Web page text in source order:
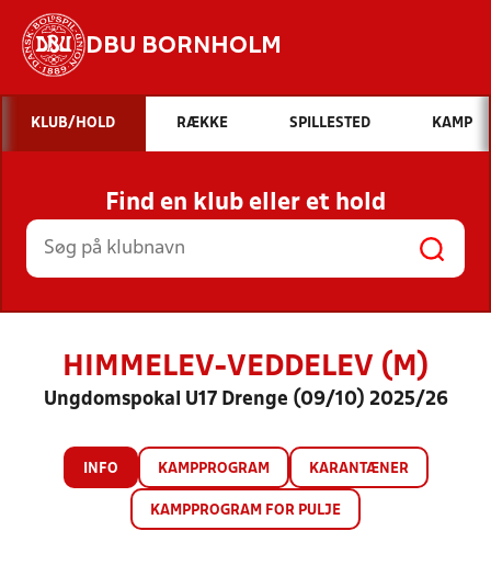
DBU BORNHOLM
Hvad vil du søge efter?
INDHOLD OG NYHEDER
STILLINGER, RESULTATER, KLUBBER OG
HOLD
KLUB/HOLD RÆKKE SPILLESTED KAMP
Find en klub eller et hold
HIMMELEV-VEDDELEV (M)
Ungdomspokal U17 Drenge (09/10) 2025/26
INFO KAMPPROGRAM KARANTÆNER
KAMPPROGRAM FOR PULJE